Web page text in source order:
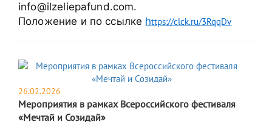
info@ilzeliepafund.com.
Положение и по ссылке https://clck.ru/3RqqDv
26.02.2026
Мероприятия в рамках Всероссийского фестиваля
«Мечтай и Созидай»